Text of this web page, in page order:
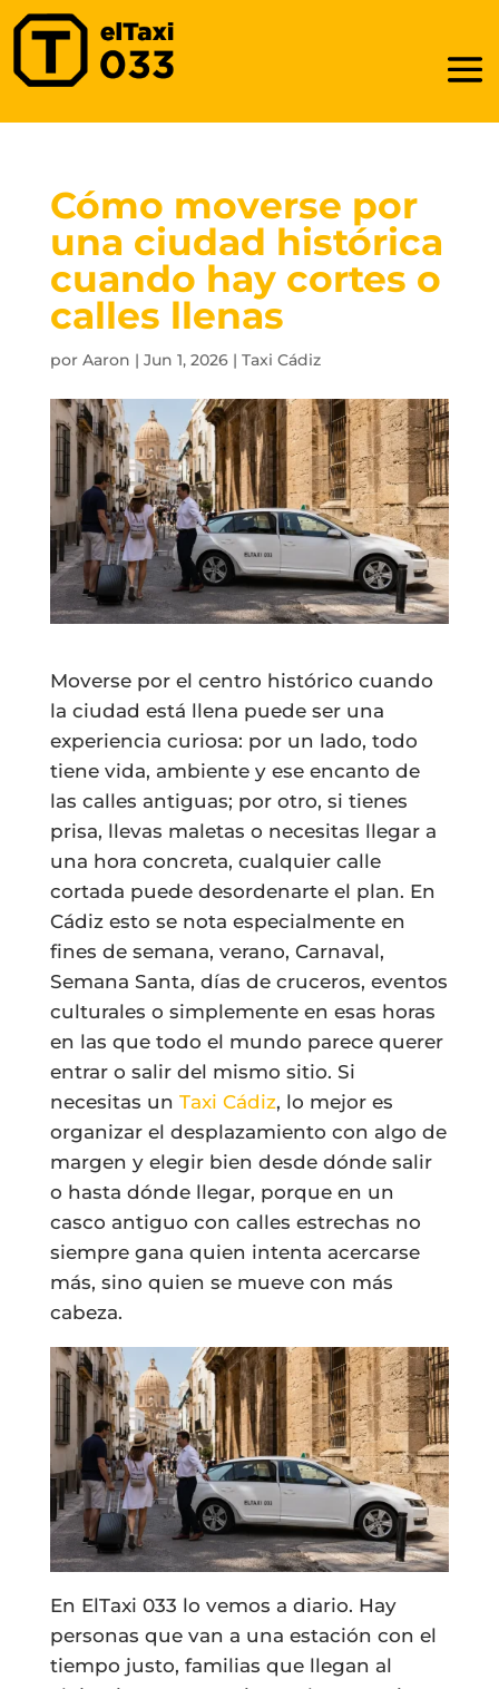
Cómo moverse por
una ciudad histórica
cuando hay cortes o
calles llenas
por Aaron | Jun 1, 2026| Taxi Cádiz
Moverse por el centro histórico cuando
la ciudad está llena puede ser una
experiencia curiosa: por un lado, todo
tiene vida, ambiente y ese encanto de
las calles antiguas; por otro, si tienes
prisa, llevas maletas o necesitas llegar a
una hora concreta, cualquier calle
cortada puede desordenarte el plan. En
Cádiz esto se nota especialmente en
fines de semana, verano, Carnaval,
Semana Santa, días de cruceros, eventos
culturales o simplemente en esas horas
en las que todo el mundo parece querer
entrar o salir del mismo sitio. Si
necesitas un Taxi Cádiz, lo mejor es
organizar el desplazamiento con algo de
margen y elegir bien desde dónde salir
o hasta dónde llegar, porque en un
casco antiguo con calles estrechas no
siempre gana quien intenta acercarse
más, sino quien se mueve con más
cabeza.
En ElTaxi 033 lo vemos a diario. Hay
personas que van a una estación con el
tiempo justo, familias que llegan al